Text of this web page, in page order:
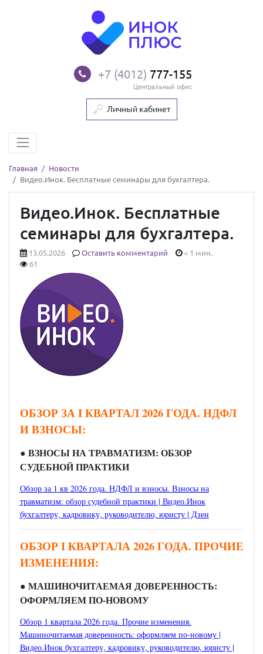
+7 (4012) 777-155
Центральный офис
Личный кабинет
Главная
Новости
Видео.Инок. Бесплатные семинары для бухгалтера.
Видео.Инок. Бесплатные
семинары для бухгалтера.
13.05.2026 Оставить комментарий
< 1 мин.
61
ОБЗОР ЗА I КВАРТАЛ 2026 ГОДА. НДФЛ
И ВЗНОСЫ:
● ВЗНОСЫ НА ТРАВМАТИЗМ: ОБЗОР
СУДЕБНОЙ ПРАКТИКИ
Обзор за 1 кв 2026 года. НДФЛ и взносы. Взносы на
травматизм: обзор судебной практики | Видео.Инок
бухгалтеру, кадровику, руководителю, юристу | Дзен
ОБЗОР I КВАРТАЛА 2026 ГОДА. ПРОЧИЕ
ИЗМЕНЕНИЯ:
● МАШИНОЧИТАЕМАЯ ДОВЕРЕННОСТЬ:
ОФОРМЛЯЕМ ПО-НОВОМУ
Обзор 1 квартала 2026 года. Прочие изменения.
Машиночитаемая доверенность: оформляем по-новому |
Видео.Инок бухгалтеру, кадровику, руководителю, юристу |